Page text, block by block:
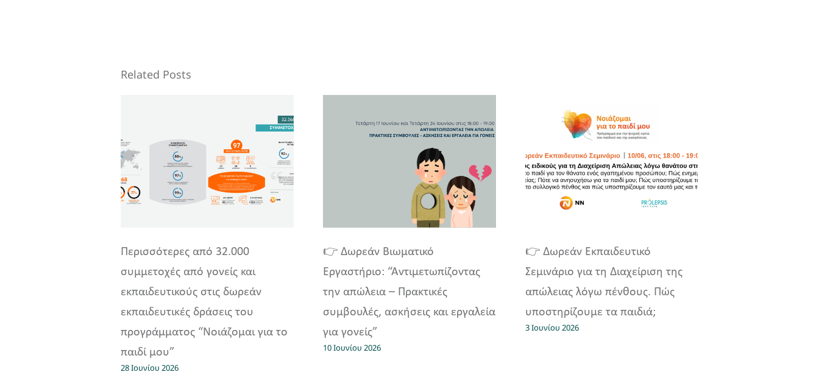
Related Posts
Περισσότερες από 32.000
συμμετοχές από γονείς και
εκπαιδευτικούς στις δωρεάν
εκπαιδευτικές δράσεις του
προγράμματος “Νοιάζομαι για το
παιδί μου”
28 Ιουνίου 2026
👉 Δωρεάν Βιωματικό
Εργαστήριο: “Αντιμετωπίζοντας
την απώλεια – Πρακτικές
συμβουλές, ασκήσεις και εργαλεία
για γονείς”
10 Ιουνίου 2026
👉 Δωρεάν Εκπαιδευτικό
Σεμινάριο για τη Διαχείριση της
απώλειας λόγω πένθους. Πώς
υποστηρίζουμε τα παιδιά;
3 Ιουνίου 2026